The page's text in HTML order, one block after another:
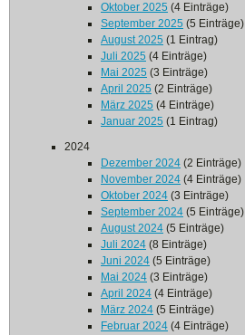
Oktober 2025 (4 Einträge)
September 2025 (5 Einträge)
August 2025 (1 Eintrag)
Juli 2025 (4 Einträge)
Mai 2025 (3 Einträge)
April 2025 (2 Einträge)
März 2025 (4 Einträge)
Januar 2025 (1 Eintrag)
2024
Dezember 2024 (2 Einträge)
November 2024 (4 Einträge)
Oktober 2024 (3 Einträge)
September 2024 (5 Einträge)
August 2024 (5 Einträge)
Juli 2024 (8 Einträge)
Juni 2024 (5 Einträge)
Mai 2024 (3 Einträge)
April 2024 (4 Einträge)
März 2024 (5 Einträge)
Februar 2024 (4 Einträge)